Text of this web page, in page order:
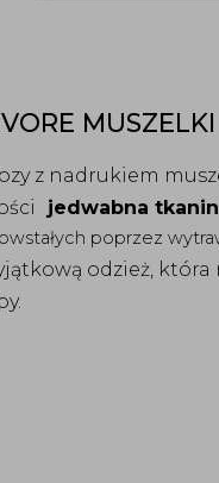
MUSZELKI
z nadrukiem
jedwabna
poprzez
odzież,